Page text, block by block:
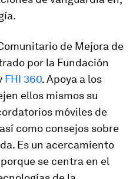
de Mejora de
por la Fundación
FHI 360. Apoya a los
ellos mismos su
móviles de
como consejos sobre
Es un acercamiento
se centra en el